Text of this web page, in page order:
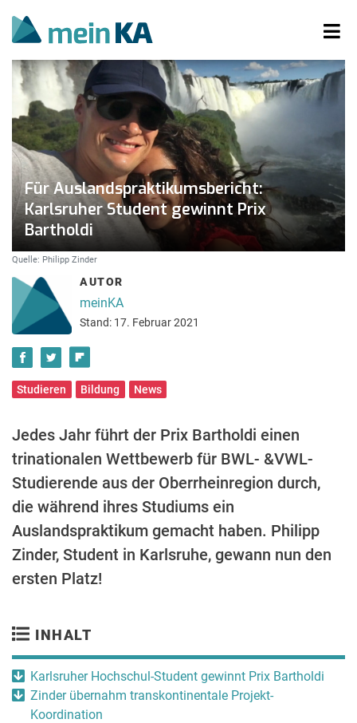
Für Auslandspraktikumsbericht:
Karlsruher Student gewinnt Prix
Bartholdi
Quelle: Philipp Zinder
AUTOR
meinKA
Stand: 17. Februar 2021
Studieren Bildung News
Jedes Jahr führt der Prix Bartholdi einen
trinationalen Wettbewerb für BWL- &VWL-
Studierende aus der Oberrheinregion durch,
die während ihres Studiums ein
Auslandspraktikum gemacht haben. Philipp
Zinder, Student in Karlsruhe, gewann nun den
ersten Platz!
INHALT
Karlsruher Hochschul-Student gewinnt Prix Bartholdi
Zinder übernahm transkontinentale Projekt-
Koordination